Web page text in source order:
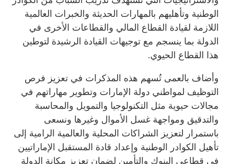
الوطنية وتأهليهم بالمهارات الحديثة والخبرات العالمية
اللازمة لقيادة القطاع المالي والقطاعات الأخرى في
الدولة بما ينسجم مع توجيهات القيادة الرشيدة لتوطين
هذا القطاع الحيوي.
وأضاف بالعمى تُسهم هذه المذكرات في تعزيز فرص
التوظيف لمواطني دولة الإمارات وتطوير مهاراتهم في
مجالات حيوية مثل التكنولوجيا والتمويل والمحاسبة
والتدقيق ومواجهة غسل الأموال وغيرها ونسعى
باستمرار لتعزيز الشراكات المحلية والعالمية الرامية إلى
تأهيل الكوادر الوطنية وإعداد قادة المستقبل الإماراتيين
في قطاعي البنوك والتأمين لضمان تعزيز مكانة الدولة